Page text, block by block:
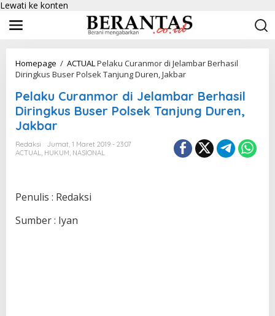
Lewati ke konten
Homepage / ACTUALPelaku Curanmor di Jelambar Berhasil
Diringkus Buser Polsek Tanjung Duren, Jakbar
Pelaku Curanmor di Jelambar Berhasil
Diringkus Buser Polsek Tanjung Duren,
Jakbar
Redaksi
Jumat, 1 Maret 2019 - 23:07
ACTUAL, HUKUM, NASIONAL
Penulis : Redaksi
Sumber : Iyan